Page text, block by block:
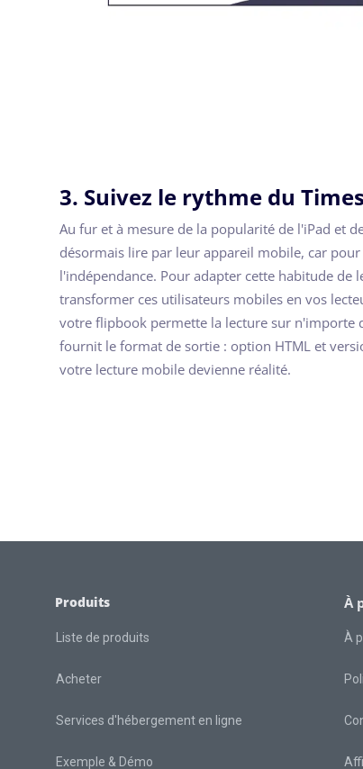
3. Suivez le rythme du Times
Au fur et à mesure de la popularité de l'iPad et
désormais lire par leur appareil mobile, car
l'indépendance. Pour adapter cette habitude de
transformer ces utilisateurs mobiles en vos
votre flipbook permette la lecture sur n'importe
fournit le format de sortie : option HTML et
votre lecture mobile devienne réalité.
Produits
Liste de produits
Acheter
Services d'hébergement en ligne
Exemple & Démo
À
À